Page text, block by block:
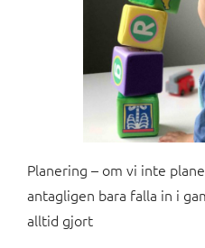
Planering – om vi inte
antagligen bara falla in i
alltid gjort